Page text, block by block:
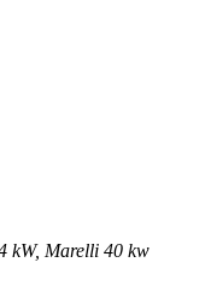
kW, Marelli 40 kw